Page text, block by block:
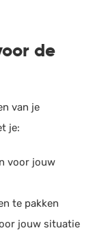
de
van je
je:
voor jouw
te pakken
jouw situatie